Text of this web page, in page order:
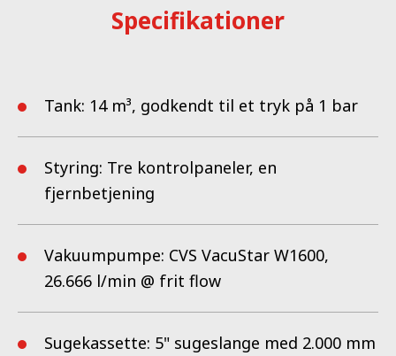
anlæg kan du forvente, at det kan klare selv de hårdeste
situationer takket være den enestående kombination af
Specifikationer
Tank: 14 m³, godkendt til et tryk på 1 bar
Styring: Tre kontrolpaneler, en
fjernbetjening
Vakuumpumpe: CVS VacuStar W1600,
26.666 l/min @ frit flow
Sugekassette: 5" sugeslange med 2.000 mm